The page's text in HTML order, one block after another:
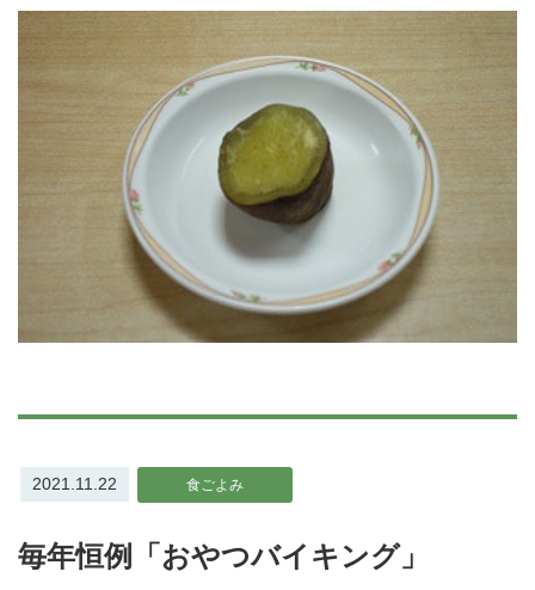
2021.11.22 食ごよみ
毎年恒例「おやつバイキング」